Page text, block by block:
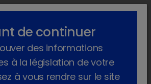
lock_outline search menu
Adult, Cat
de continuer
des informations
à la législation de votre
à vous rendre sur le site